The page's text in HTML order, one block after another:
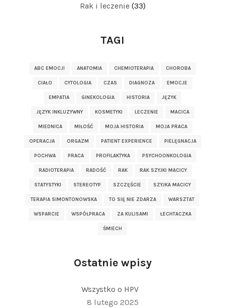
Rak i leczenie(33)
TAGI
ABC EMOCJI ANATOMIA CHEMIOTERAPIA CHOROBA
CIAŁO CYTOLOGIA CZAS DIAGNOZA EMOCJE
EMPATIA GINEKOLOGIA HISTORIA JĘZYK
JĘZYK INKLUZYWNY KOSMETYKI LECZENIE MACICA
MIEDNICA MIŁOŚĆ MOJA HISTORIA MOJA PRACA
OPERACJA ORGAZM PATIENT EXPERIENCE PIELĘGNACJA
POCHWA PRACA PROFILAKTYKA PSYCHOONKOLOGIA
RADIOTERAPIA RADOŚĆ RAK RAK SZYJKI MACICY
STATYSTYKI STEREOTYP SZCZĘŚCIE SZYJKA MACICY
TERAPIA SIMONTONOWSKA TO SIĘ NIE ZDARZA WARSZTAT
WSPARCIE WSPÓŁPRACA ZA KULISAMI ŁECHTACZKA
ŚMIECH
Ostatnie wpisy
Wszystko o HPV
8 lutego 2025